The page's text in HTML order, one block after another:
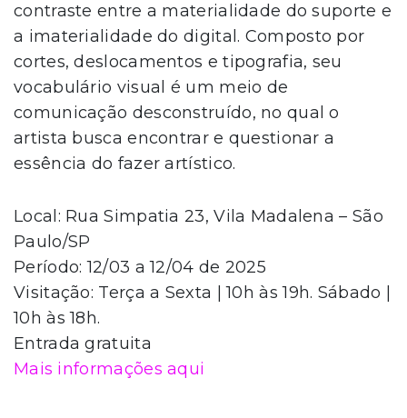
contraste entre a materialidade do suporte e
a imaterialidade do digital. Composto por
cortes, deslocamentos e tipografia, seu
vocabulário visual é um meio de
comunicação desconstruído, no qual o
artista busca encontrar e questionar a
essência do fazer artístico.
Local: Rua Simpatia 23, Vila Madalena – São
Paulo/SP
Período: 12/03 a 12/04 de 2025
Visitação: Terça a Sexta | 10h às 19h. Sábado |
10h às 18h.
Entrada gratuita
Mais informações aqui